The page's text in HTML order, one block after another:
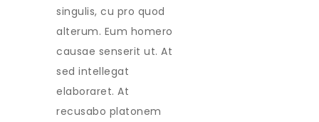
singulis, cu pro quod
alterum. Eum homero
causae senserit ut. At
sed intellegat
elaboraret. At
recusabo platonem